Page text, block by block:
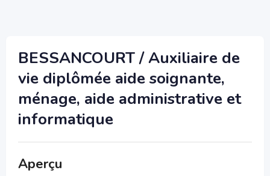
BESSANCOURT / Auxiliaire de
vie diplômée aide soignante,
ménage, aide administrative et
informatique
Aperçu